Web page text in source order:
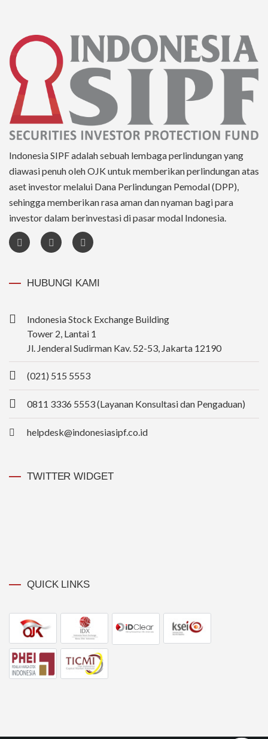
Indonesia SIPF adalah sebuah lembaga perlindungan yang
diawasi penuh oleh OJK untuk memberikan perlindungan atas
aset investor melalui Dana Perlindungan Pemodal (DPP),
sehingga memberikan rasa aman dan nyaman bagi para
investor dalam berinvestasi di pasar modal Indonesia.
HUBUNGI KAMI
Indonesia Stock Exchange Building
Tower 2, Lantai 1
Jl. Jenderal Sudirman Kav. 52-53, Jakarta 12190
(021) 515 5553
0811 3336 5553 (Layanan Konsultasi dan Pengaduan)
helpdesk@indonesiasipf.co.id
TWITTER WIDGET
QUICK LINKS